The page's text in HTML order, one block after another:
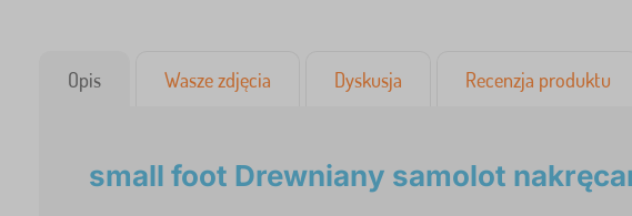
Opis Wasze zdjęcia Dyskusja Recenzja produktu
small foot Drewniany samolot